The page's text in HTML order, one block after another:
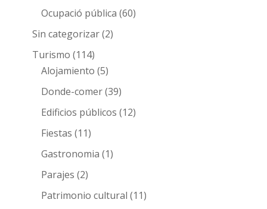
Ocupació pública (60)
Sin categorizar(2)
Turismo (114)
Alojamiento (5)
Donde-comer(39)
Edificios públicos (12)
Fiestas (11)
Gastronomia (1)
Parajes (2)
Patrimonio cultural (11)